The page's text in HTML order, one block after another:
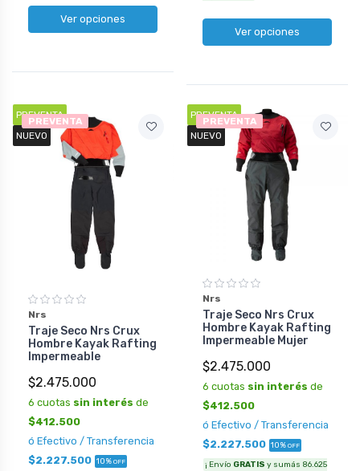
Ver opciones
Ver opciones
PREVENTA
NUEVO
PREVENTA
Nrs
Traje Seco Nrs Crux
Hombre Kayak Rafting
Impermeable
$2.475.000
6 cuotas sin interés de
$412.500
ó Efectivo / Transferencia
$2.227.500 10% OFF
PREVENTA
NUEVO
PREVENTA
Nrs
Traje Seco Nrs Crux
Hombre Kayak Rafting
Impermeable Mujer
$2.475.000
6 cuotas sin interés de
$412.500
ó Efectivo / Transferencia
$2.227.500 10% OFF
¡ Envío GRATIS y sumás 86.625